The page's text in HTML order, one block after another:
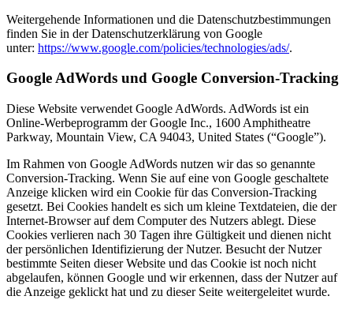
Weitergehende Informationen und die Datenschutzbestimmungen
finden Sie in der Datenschutzerklärung von Google
unter: https://www.google.com/policies/technologies/ads/.
Google AdWords und Google Conversion-Tracking
Diese Website verwendet Google AdWords. AdWords ist ein
Online-Werbeprogramm der Google Inc., 1600 Amphitheatre
Parkway, Mountain View, CA 94043, United States (“Google”).
Im Rahmen von Google AdWords nutzen wir das so genannte
Conversion-Tracking. Wenn Sie auf eine von Google geschaltete
Anzeige klicken wird ein Cookie für das Conversion-Tracking
gesetzt. Bei Cookies handelt es sich um kleine Textdateien, die der
Internet-Browser auf dem Computer des Nutzers ablegt. Diese
Cookies verlieren nach 30 Tagen ihre Gültigkeit und dienen nicht
der persönlichen Identifizierung der Nutzer. Besucht der Nutzer
bestimmte Seiten dieser Website und das Cookie ist noch nicht
abgelaufen, können Google und wir erkennen, dass der Nutzer auf
die Anzeige geklickt hat und zu dieser Seite weitergeleitet wurde.